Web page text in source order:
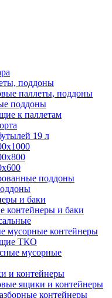
поддоны
паллеты, поддоны
поддоны
к паллетам
19 л
поддоны
и баки
контейнеры и баки
мусорные контейнеры
ТКО
мусорные
и контейнеры
ящики и контейнеры
контейнеры